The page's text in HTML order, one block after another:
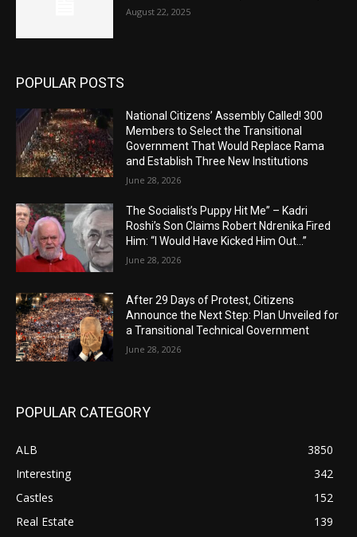
August 22, 2025
POPULAR POSTS
National Citizens’ Assembly Called! 300
Members to Select the Transitional
Government That Would Replace Rama
and Establish Three New Institutions
June 28, 2026
The Socialist’s Puppy Hit Me” – Kadri
Roshi’s Son Claims Robert Ndrenika Fired
Him: “I Would Have Kicked Him Out…”
June 28, 2026
After 29 Days of Protest, Citizens
Announce the Next Step: Plan Unveiled for
a Transitional Technical Government
June 28, 2026
POPULAR CATEGORY
ALB
3850
Interesting
342
Castles
152
Real Estate
139